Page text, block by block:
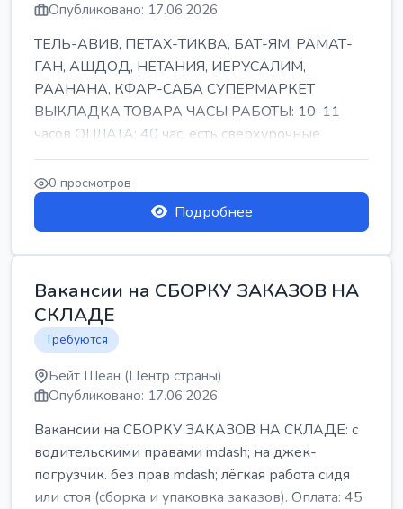
Опубликовано: 17.06.2026
ТЕЛЬ-АВИВ, ПЕТАХ-ТИКВА, БАТ-ЯМ, РАМАТ-
ГАН, АШДОД, НЕТАНИЯ, ИЕРУСАЛИМ,
РААНАНА, КФАР-САБА СУПЕРМАРКЕТ
ВЫКЛАДКА ТОВАРА ЧАСЫ РАБОТЫ: 10-11
часов ОПЛАТА: 40 час, есть сверхурочные
ПИТАНИЕ ЕСТЬ Для синих б...
0 просмотров
Подробнее
Вакансии на СБОРКУ ЗАКАЗОВ НА
СКЛАДЕ
Требуются
Бейт Шеан (Центр страны)
Опубликовано: 17.06.2026
Вакансии на СБОРКУ ЗАКАЗОВ НА СКЛАДЕ: с
водительскими правами mdash; на джек-
погрузчик. без прав mdash; лёгкая работа сидя
или стоя (сборка и упаковка заказов). Оплата: 45